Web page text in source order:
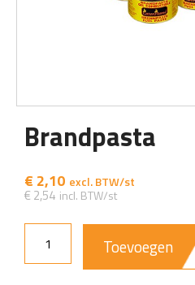
Brandpasta
€ 2,10
€ 2,54
Toevoegen